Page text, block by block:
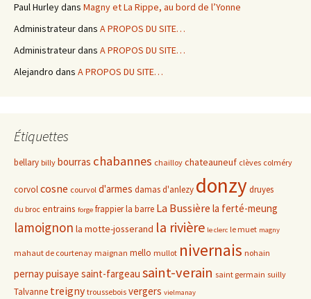
Paul Hurleydans Magny et La Rippe, au bord de l’Yonne
Administrateurdans A PROPOS DU SITE…
Administrateurdans A PROPOS DU SITE…
Alejandro dans A PROPOS DU SITE…
Étiquettes
bellary billy bourras chabannes chailloy chateauneuf clèves colméry
corvolcosne courvol d'armes damas d'anlezy donzydruyes
du broc entrains forge frappierla barre La Bussière la ferté-meung
lamoignon la motte-josserand la rivière le clerc le muet magny
mahaut de courtenay maignan mello mullot nivernais nohain
pernaypuisaye saint-fargeau saint-verain saint germain suilly
Talvanne treigny troussebois vergers vielmanay